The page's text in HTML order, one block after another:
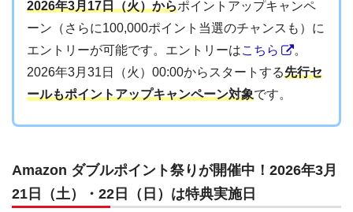
2026年3月17日（火）からポイントアップキャンペ
ーン（さらに100,000ポイント当選のチャンスも）に
エントリーが可能です。エントリーはこちら
。
2026年3月31日（火）00:00からスタートする先行セ
ールもポイントアップキャンペーン対象です。
Amazon ダブルポイント祭りが開催中！2026年3月
21日（土）・22日（日）は特典実施日